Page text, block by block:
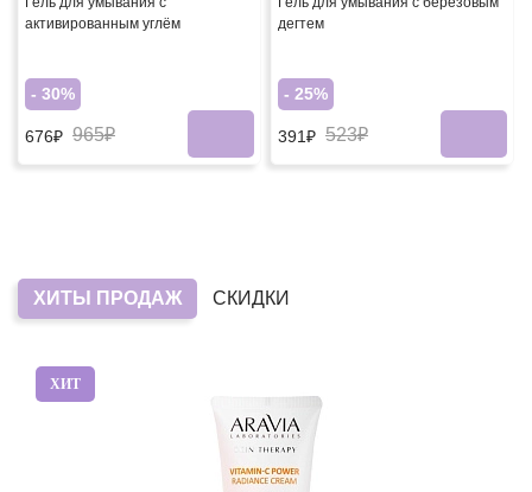
активированным углём
- 30%
676₽ 965₽
дегтем
- 25%
391₽ 523₽
ХИТЫ ПРОДАЖ СКИДКИ
ХИТ